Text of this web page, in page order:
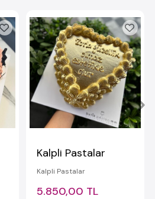
Kalpli Pastalar
Kalpli Pastalar
5.850,00 TL